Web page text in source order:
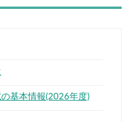
基本情報(2026年度)